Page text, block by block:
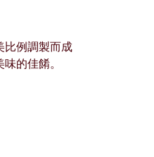
比例調製而成
的佳餚。